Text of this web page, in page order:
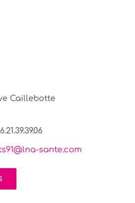
Caillebotte
sante.com